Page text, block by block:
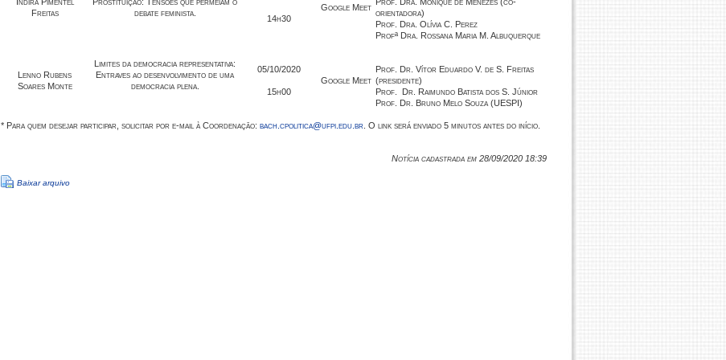
Freitas
debate feminista.
14h30
Google Meet
orientadora)
Prof. Dra. Olívia C. Perez
Profª Dra. Rossana Maria M. Albuquerque
Lenno Rubens
Soares Monte
Limites da democracia representativa:
Entraves ao desenvolvimento de uma
democracia plena.
05/10/2020
15h00
Google Meet
Prof. Dr. Vítor Eduardo V. de S. Freitas
(presidente)
Prof. Dr. Raimundo Batista dos S. Júnior
Prof. Dr. Bruno Melo Souza (UESPI)
* Para quem desejar participar, solicitar por e-mail à Coordenação: bach.cpolitica@ufpi.edu.br . O link será enviado 5 minutos antes do início.
Notícia cadastrada em 28/09/2020 18:39
Baixar arquivo